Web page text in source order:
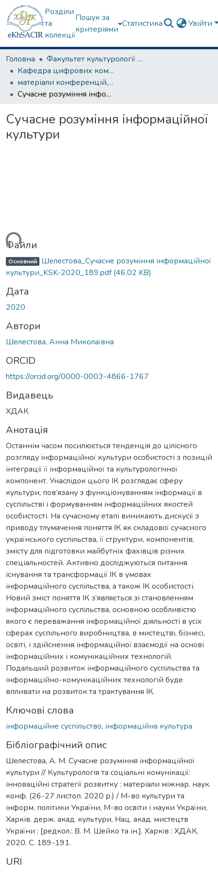
Розділи
та
колекції
Пошук за
критеріями
Статистика Увійти
Головна
Факультет культурології та соціальних комунікацій
Кафедра цифрових комунікацій та інформаційних технологій
матеріали конференцій, семінарів, круглих столів та ін.
Сучасне розуміння інформаційної культури
Сучасне розуміння інформаційної
культури
Файли
Основний Шелестова_Сучасне розуміння інформаційної
культури_KSK-2020_189.pdf(46,02 KB)
Дата
2020
Автори
Шелестова, Анна Миколаївна
ORCID
https://orcid.org/0000-0003-4866-1767
Видавець
ХДАК
Анотація
Останнім часом посилюється тенденція до цілісного
розгляду інформаційної культури особистості з позицій
інтеграції її інформаційної та культурологічної
компонент. Унаслідок цього ІК розглядає сферу
культури, пов’язану з функціонуванням інформації в
суспільстві і формуванням інформаційних якостей
особистості. На сучасному етапі виникають дискусії з
приводу тлумачення поняття ІК як складової сучасного
українського суспільства, її структури, компонентів,
змісту для підготовки майбутніх фахівців різних
спеціальностей. Активно досліджуються питання
існування та трансформації ІК в умовах
інформаційного суспільства, а також ІК особистості.
Новий зміст поняття ІК з’являється зі становленням
інформаційного суспільства, основною особливістю
якого є переважання інформаційної діяльності в усіх
сферах суспільного виробництва, в мистецтві, бізнесі,
освіті, і здійснення інформаційної взаємодії на основі
інформаційних і комунікаційних технологій.
Подальший розвиток інформаційного суспільства та
інформаційно-комунікаційних технологій буде
впливати на розвиток та трактування ІК.
Ключові слова
інформаційне суспільство, інформаційна культура
Бібліографічний опис
Шелестова, А. М. Сучасне розуміння інформаційної
культури // Культурологія та соціальні комунікації:
інноваційні стратегії розвитку : матеріали міжнар. наук.
конф. (26-27 листоп. 2020 р.) / М-во культури та
інформ. політики України, М-во освіти і науки України,
Харків. держ. акад. культури, Нац. акад. мистецтв
України ; [редкол.: В. М. Шейко та ін.]. Харків : ХДАК,
2020. С. 189-191.
URI